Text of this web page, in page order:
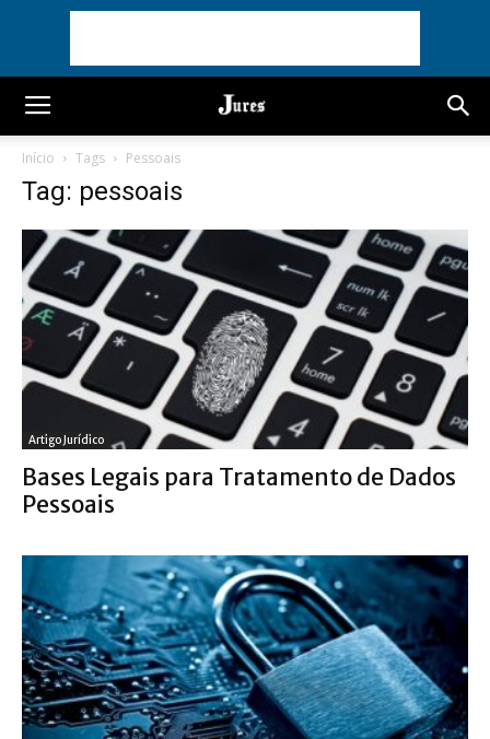
Início Tags Pessoais
Tag: pessoais
Artigo Jurídico
Bases Legais para Tratamento de Dados
Pessoais